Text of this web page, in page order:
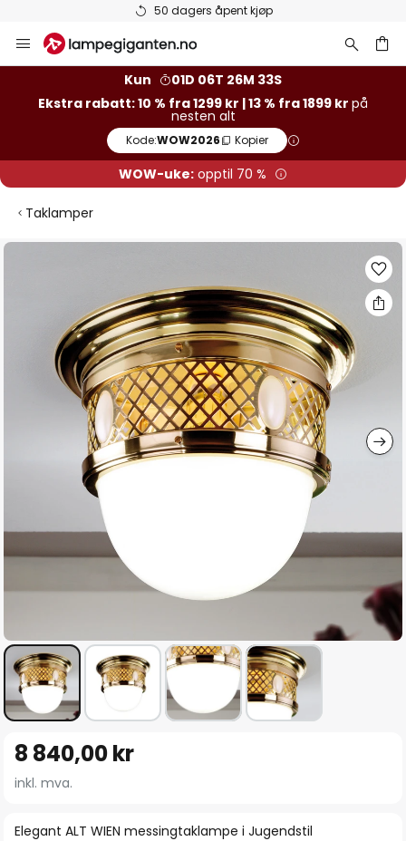
Varer på lager sendes raskt
Hopp
til
Kun
01D 06T 26M 32S
Ekstra rabatt: 10 % fra 1299 kr | 13 % fra 1899 kr på
nesten alt
Kode:WOW2026 Kopier
WOW-uke: opptil 70 %
Taklamper
Gå
bildegalleri
begynnelsen
bildegalleri
Elegant ALT WIEN messingtaklampe i Jugendstil
8 840,00 kr
inkl. mva.